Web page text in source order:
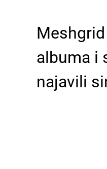
albuma i
najavili